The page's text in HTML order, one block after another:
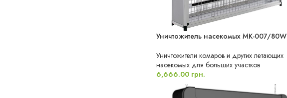
Уничтожитель насекомых MK-007/80W
Уничтожители комаров и других летающих
насекомых для больших участков
6,666.00 грн.